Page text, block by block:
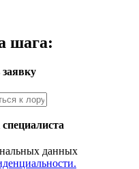
шага:
данных